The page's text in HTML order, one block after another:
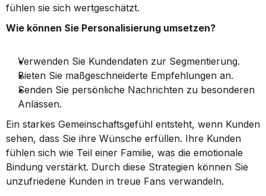
fühlen sie sich wertgeschätzt.
Wie können Sie Personalisierung umsetzen?
Verwenden Sie Kundendaten zur Segmentierung.
Bieten Sie maßgeschneiderte Empfehlungen an.
Senden Sie persönliche Nachrichten zu besonderen
Anlässen.
Ein starkes Gemeinschaftsgefühl entsteht, wenn Kunden
sehen, dass Sie ihre Wünsche erfüllen. Ihre Kunden
fühlen sich wie Teil einer Familie, was die emotionale
Bindung verstärkt. Durch diese Strategien können Sie
unzufriedene Kunden in treue Fans verwandeln.